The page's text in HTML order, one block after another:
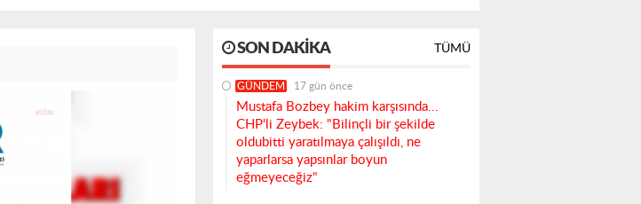
SON DAKIKA TÜMÜ
GÜNDEM 17 gün önce
Mustafa Bozbey hakim karşısında...
CHP'li Zeybek: "Bilinçli bir şekilde
oldubitti yaratılmaya çalışıldı, ne
yaparlarsa yapsınlar boyun
eğmeyeceğiz"